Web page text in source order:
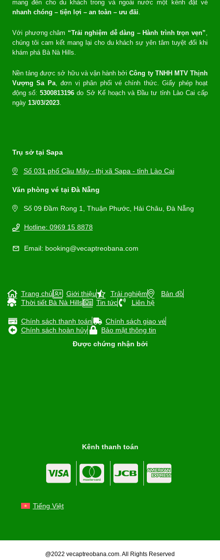
mang đến cho du khách trong và ngoài nước một kênh đặt vé
nhanh chóng – tiện lợi – an toàn – ưu đãi.
Với phương châm “Trải nghiệm dễ dàng – Hành trình trọn vẹn”,
chúng tôi cam kết mang lại cho du khách sự yên tâm tuyệt đối khi
khám phá Bà Nà Hills.
Nền tảng được sở hữu và vận hành bởiCông ty TNHH MTV Thịnh
Vượng Sa Pa, đơn vị phân phối vé chính thức. Giấy phép hoạt
động số:5300813196 do Sở Kế hoạch và Đầu tư tỉnh Lào Cai cấp
ngày 13/03/2023.
Trụ sở tại Sapa
Số 031 phố Cầu Mây - thị xã Sapa - tỉnh Lào Cai
Văn phòng vé tại Đà Nẵng
Số 09 Đầm Rong 1, Thuận Phước, Hải Châu, Đà Nẵng
Hotline: 0969 15 8878
Email: booking@vecaptreobana.com
Trang chủ Giới thiệu Trải nghiệm
Bản đồ
Thời tiết Bà Nà Hills
Tin tức Liên hệ
Chính sách thanh toán
Chính sách giao vé
Chính sách hoàn hủy
Bảo mật thông tin
Được chứng nhận bởi
Kênh thanh toán
Tiếng Việt
@2022 vecaptreobana.com. All Rights Reserved